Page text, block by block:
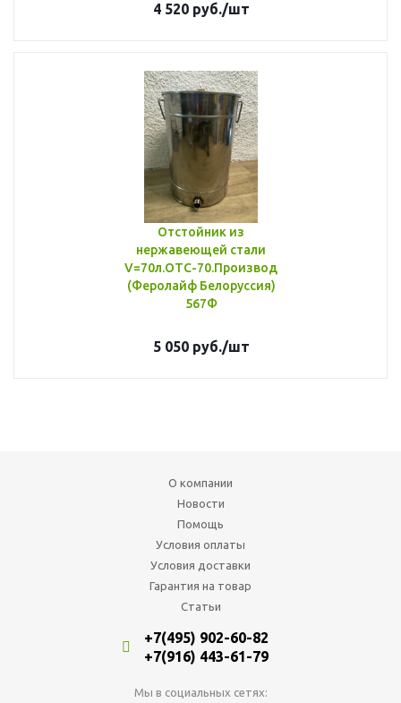
4 520руб./шт
Отстойник из
нержавеющей стали
V=70л.ОТС-70.Производитель
(Феролайф Белоруссия)
567Ф
5 050руб./шт
О компании
Новости
Помощь
Условия оплаты
Условия доставки
Гарантия на товар
Статьи
+7(495) 902-60-82
+7(916) 443-61-79
Мы в социальных сетях: